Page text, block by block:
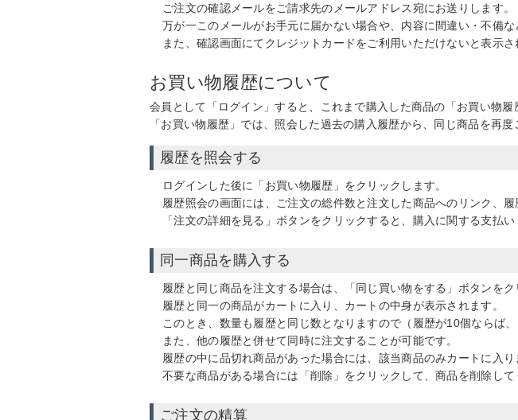
ご注文の確認メールをご請求先のメールアドレス宛にお送りします。
万が一このメールがお手元に届かない場合や、内容に間違い・不備
また、確認画面にてクレジットカードをご利用いただけないと表示
お買い物履歴について
会員として「ログイン」すると、これまで購入した商品の「お買い物履
「お買い物履歴」では、照会した過去の購入履歴から、同じ商品を再度
履歴を照会する
ログインした後に「お買い物履歴」をクリックします。
履歴照会の画面には、ご注文の総件数と注文した商品へのリンク、
「注文の詳細を見る」ボタンをクリックすると、購入に関する支払
同一商品を購入する
履歴と同じ商品を注文する場合は、「同じ買い物をする」ボタンをク
履歴と同一の商品がカートに入り、カートの中身が表示されます。
このとき、数量も履歴と同じ数となりますので（履歴が10個ならば
また、他の履歴と併せて同時に注文することが可能です。
履歴の中に品切れ商品があった場合には、該当商品のみカートに入り
不要な商品がある場合には「削除」をクリックして、商品を削除して
ご注文の精算